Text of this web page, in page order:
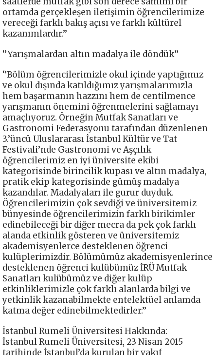
ortamda gerçekleşen iletişimin öğrencilerimize
vereceği farklı bakış açısı ve farklı kültürel
kazanımlardır.’’
‘’Yarışmalardan altın madalya ile döndük’’
‘’Bölüm öğrencilerimizle okul içinde yaptığımız
ve okul dışında katıldığımız yarışmalarımızla
hem başarmanın hazzını hem de centilmence
yarışmanın önemini öğrenmelerini sağlamayı
amaçlıyoruz. Örneğin Mutfak Sanatları ve
Gastronomi Federasyonu tarafından düzenlenen
3.’üncü Uluslararası İstanbul Kültür ve Tat
Festivali’nde Gastronomi ve Aşçılık
öğrencilerimiz en iyi üniversite ekibi
kategorisinde birincilik kupası ve altın madalya,
pratik ekip kategorisinde gümüş madalya
kazandılar. Madalyaları ile gurur duyduk.
Öğrencilerimizin çok sevdiği ve üniversitemiz
bünyesinde öğrencilerimizin farklı birikimler
edinebileceği bir diğer mecra da pek çok farklı
alanda etkinlik gösteren ve üniversitemiz
akademisyenlerce desteklenen öğrenci
kulüplerimizdir. Bölümümüz akademisyenlerince
desteklenen öğrenci kulübümüz İRÜ Mutfak
Sanatları kulübümüz ve diğer kulüp
etkinliklerimizle çok farklı alanlarda bilgi ve
yetkinlik kazanabilmekte entelektüel anlamda
katma değer edinebilmektedirler.’’
İstanbul Rumeli Üniversitesi Hakkında:
İstanbul Rumeli Üniversitesi, 23 Nisan 2015
tarihinde İstanbul’da kurulan bir vakıf